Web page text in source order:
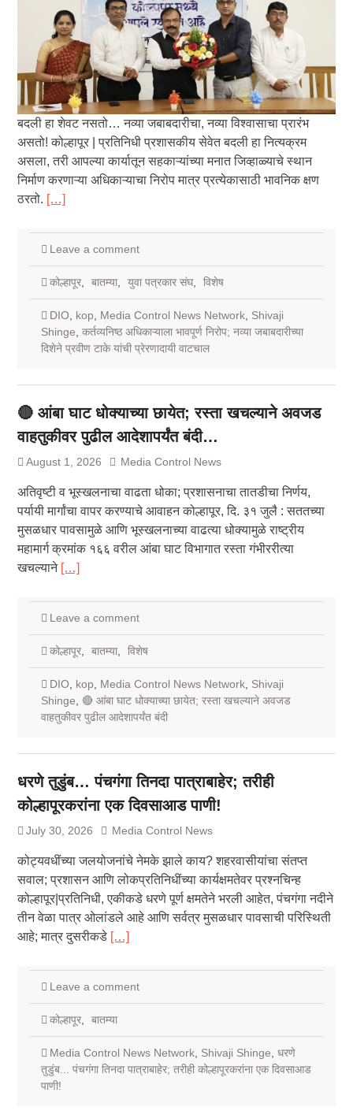
बदली हा शेवट नसतो… नव्या जबाबदारीचा, नव्या विश्वासाचा प्रारंभ
असतो! कोल्हापूर | प्रतिनिधी प्रशासकीय सेवेत बदली हा नित्यक्रम
असला, तरी आपल्या कार्यातून सहकाऱ्यांच्या मनात जिव्हाळ्याचे स्थान
निर्माण करणाऱ्या अधिकाऱ्याचा निरोप मात्र प्रत्येकासाठी भावनिक क्षण
ठरतो. […]
Leave a comment
कोल्हापूर, बातम्या, युवा पत्रकार संघ, विशेष
DIO kop Media Control News Network, Shivaji
Shinge कर्तव्यनिष्ठ अधिकाऱ्याला भावपूर्ण निरोप; नव्या जबाबदारीच्या
दिशेने प्रवीण टाके यांची प्रेरणादायी वाटचाल
🔴 आंबा घाट धोक्याच्या छायेत; रस्ता खचल्याने अवजड
वाहतुकीवर पुढील आदेशापर्यंत बंदी…
August 1, 2026 Media Control News
अतिवृष्टी व भूस्खलनाचा वाढता धोका; प्रशासनाचा तातडीचा निर्णय,
पर्यायी मार्गांचा वापर करण्याचे आवाहन कोल्हापूर, दि. ३१ जुलै : सततच्या
मुसळधार पावसामुळे आणि भूस्खलनाच्या वाढत्या धोक्यामुळे राष्ट्रीय
महामार्ग क्रमांक १६६ वरील आंबा घाट विभागात रस्ता गंभीररीत्या
खचल्याने […]
Leave a comment
कोल्हापूर, बातम्या, विशेष
DIO kop Media Control News Network, Shivaji
Shinge
🔴 आंबा घाट धोक्याच्या छायेत; रस्ता खचल्याने अवजड
वाहतुकीवर पुढील आदेशापर्यंत बंदी
धरणे तुडुंब… पंचगंगा तिनदा पात्राबाहेर; तरीही
कोल्हापूरकरांना एक दिवसाआड पाणी!
July 30, 2026 Media Control News
कोट्यवधींच्या जलयोजनांचे नेमके झाले काय? शहरवासीयांचा संतप्त
सवाल; प्रशासन आणि लोकप्रतिनिधींच्या कार्यक्षमतेवर प्रश्नचिन्ह
कोल्हापूर|प्रतिनिधी, एकीकडे धरणे पूर्ण क्षमतेने भरली आहेत, पंचगंगा नदीने
तीन वेळा पात्र ओलांडले आहे आणि सर्वत्र मुसळधार पावसाची परिस्थिती
आहे; मात्र दुसरीकडे […]
Leave a comment
कोल्हापूर, बातम्या
Media Control News Network, Shivaji Shinge धरणे
तुडुंब... पंचगंगा तिनदा पात्राबाहेर; तरीही कोल्हापूरकरांना एक दिवसाआड
पाणी!